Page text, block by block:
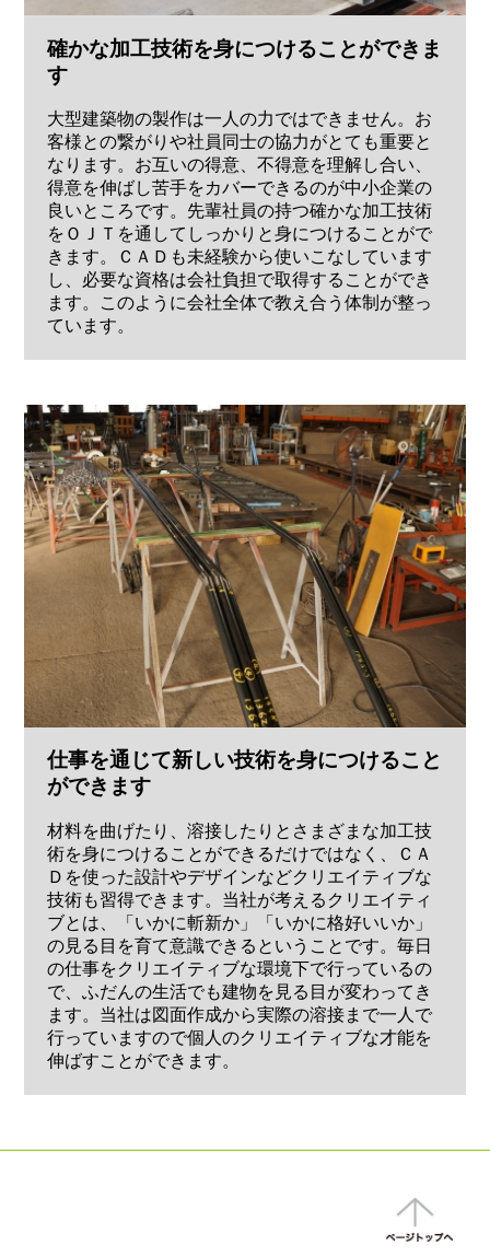
確かな加工技術を身につけることができま
す
大型建築物の製作は一人の力ではできません。お
客様との繋がりや社員同士の協力がとても重要と
なります。お互いの得意、不得意を理解し合い、
得意を伸ばし苦手をカバーできるのが中小企業の
良いところです。先輩社員の持つ確かな加工技術
をＯＪＴを通してしっかりと身につけることがで
きます。ＣＡＤも未経験から使いこなしています
し、必要な資格は会社負担で取得することができ
ます。このように会社全体で教え合う体制が整っ
ています。
仕事を通じて新しい技術を身につけること
ができます
材料を曲げたり、溶接したりとさまざまな加工技
術を身につけることができるだけではなく、ＣＡ
Ｄを使った設計やデザインなどクリエイティブな
技術も習得できます。当社が考えるクリエイティ
ブとは、「いかに斬新か」「いかに格好いいか」
の見る目を育て意識できるということです。毎日
の仕事をクリエイティブな環境下で行っているの
で、ふだんの生活でも建物を見る目が変わってき
ます。当社は図面作成から実際の溶接まで一人で
行っていますので個人のクリエイティブな才能を
伸ばすことができます。